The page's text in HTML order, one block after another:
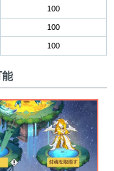
100
100
100
能